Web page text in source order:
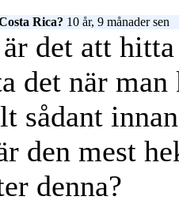
Rica? 10 år, 9 månader sen
det att
det när
sådant
den mest
denna?